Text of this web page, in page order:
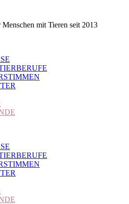
mit Tieren seit 2013